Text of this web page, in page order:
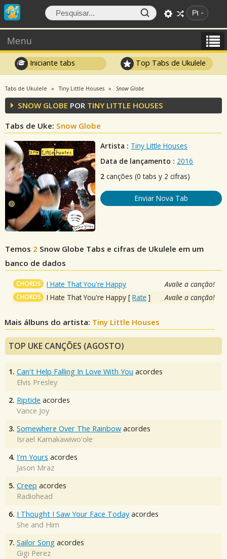
Pt
Menu
Iniciante tabs Top Tabs de Ukulele
Tabs de Ukulele Tiny Little Houses Snow Globe
SNOW GLOBE POR TINY LITTLE HOUSES
Tabs de Uke: Snow Globe
Artista : Tiny Little Houses
Data de lançamento : 2016
2 canções (0 tabs y 2 cifras)
Enviar Nova Tab
Temos 2 Snow Globe Tabs e cifras de Ukulele em um
banco de dados
CHORDS I Hate That You're Happy Avalie a canção!
CHORDS I Hate That You're Happy [Rate ] Avalie a canção!
Mais álbuns do artista: Tiny Little Houses
TOP UKE CANÇÕES (AGOSTO)
1. Can't Help Falling In Love With You acordes
Elvis Presley
2. Riptide acordes
Vance Joy
3. Somewhere Over The Rainbow acordes
Israel Kamakawiwo'ole
4. I'm Yours acordes
Jason Mraz
5. Creep acordes
Radiohead
6. I Thought I Saw Your Face Today acordes
She and Him
7. Sailor Song acordes
Gigi Perez